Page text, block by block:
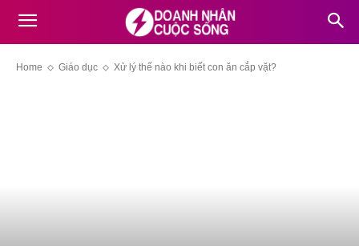
Home Giáo dục Xử lý thế nào khi biết con ăn cắp vặt?